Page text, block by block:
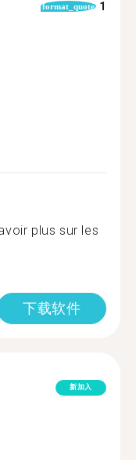
format_quote 1
plus sur les
下载软件
新加入